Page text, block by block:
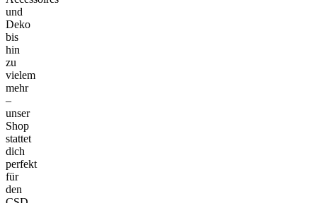
und
Deko
bis
hin
zu
vielem
mehr
–
unser
Shop
stattet
dich
perfekt
für
den